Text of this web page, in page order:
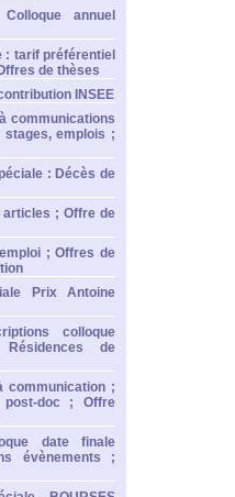
annuel
: tarif préférentiel
de thèses
INSEE
communications
emplois ;
: Décès de
articles ; Offre de
; Offres de
Prix Antoine
colloque
de
communication ;
doc ; Offre
date finale
évènements ;